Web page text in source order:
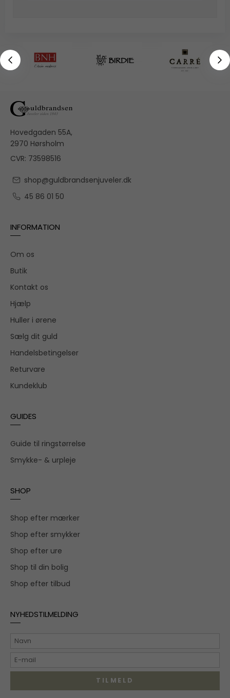
Hovedgaden 55A,
2970 Hørsholm
CVR: 73598516
shop@guldbrandsenjuveler.dk
45 86 01 50
INFORMATION
Om os
Butik
Kontakt os
Hjælp
Huller i ørene
Sælg dit guld
Handelsbetingelser
Returvare
Kundeklub
GUIDES
Guide til ringstørrelse
Smykke- & urpleje
SHOP
Shop efter mærker
Shop efter smykker
Shop efter ure
Shop til din bolig
Shop efter tilbud
NYHEDSTILMELDING
TILMELD